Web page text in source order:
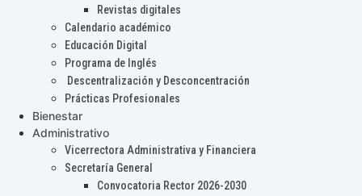
Revistas digitales
Calendario académico
Educación Digital
Programa de Inglés
Descentralización y Desconcentración
Prácticas Profesionales
Bienestar
Administrativo
Vicerrectora Administrativa y Financiera
Secretaría General
Convocatoria Rector 2026-2030